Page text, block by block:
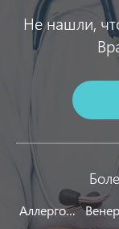
Не нашли,
Аллергологи